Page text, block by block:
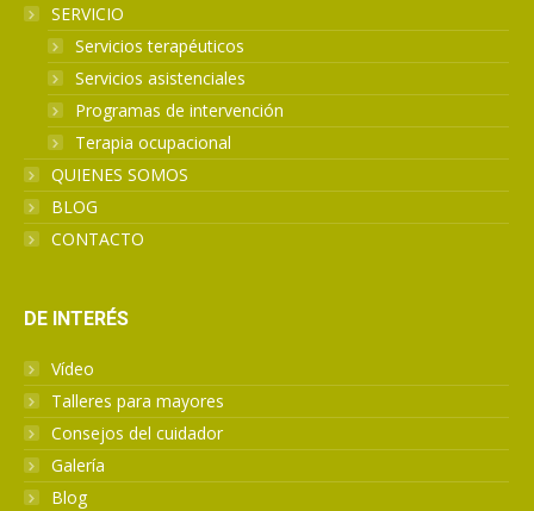
SERVICIO
Servicios terapéuticos
Servicios asistenciales
Programas de intervención
Terapia ocupacional
QUIENES SOMOS
BLOG
CONTACTO
DE INTERÉS
Vídeo
Talleres para mayores
Consejos del cuidador
Galería
Blog